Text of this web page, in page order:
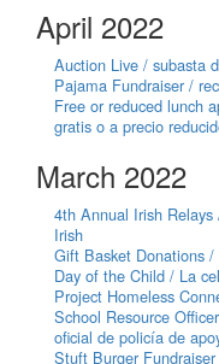
April 2022
Auction Live / subasta
Pajama Fundraiser /
Free or reduced lunch
gratis o a precio
March 2022
4th Annual Irish
Irish
Gift Basket Donations
Day of the Child / La
Project Homeless
School Resource
oficial de policía de
Stuft Burger